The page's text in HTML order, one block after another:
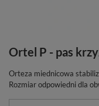
Ortel P - pas
Orteza miednicowa
Rozmiar odpowiedni dla